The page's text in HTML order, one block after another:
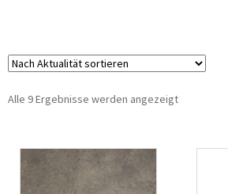
Alle 9 Ergebnisse werden angezeigt